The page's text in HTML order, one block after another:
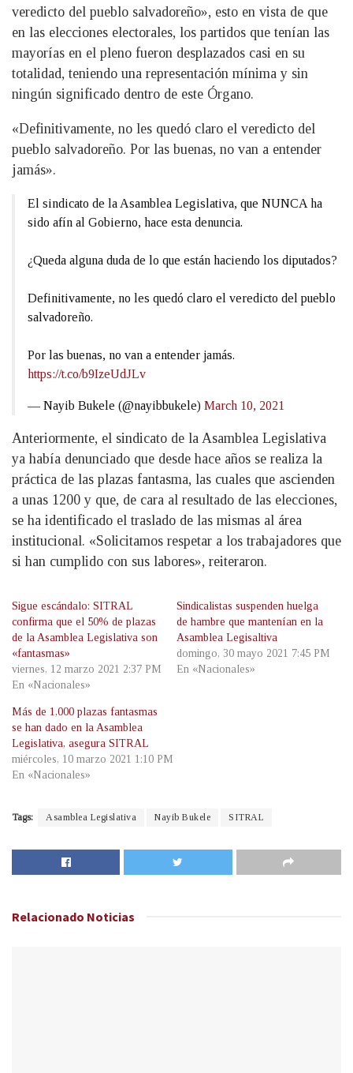
veredicto del pueblo salvadoreño», esto en vista de que
en las elecciones electorales, los partidos que tenían las
mayorías en el pleno fueron desplazados casi en su
totalidad, teniendo una representación mínima y sin
ningún significado dentro de este Órgano.
«Definitivamente, no les quedó claro el veredicto del
pueblo salvadoreño. Por las buenas, no van a entender
jamás».
El sindicato de la Asamblea Legislativa, que NUNCA ha
sido afín al Gobierno, hace esta denuncia.
¿Queda alguna duda de lo que están haciendo los diputados?
Definitivamente, no les quedó claro el veredicto del pueblo
salvadoreño.
Por las buenas, no van a entender jamás.
https://t.co/b9IzeUdJLv
— Nayib Bukele (@nayibbukele) March 10, 2021
Anteriormente, el sindicato de la Asamblea Legislativa
ya había denunciado que desde hace años se realiza la
práctica de las plazas fantasma, las cuales que ascienden
a unas 1200 y que, de cara al resultado de las elecciones,
se ha identificado el traslado de las mismas al área
institucional. «Solicitamos respetar a los trabajadores que
si han cumplido con sus labores», reiteraron.
Sigue escándalo: SITRAL
confirma que el 50% de plazas
de la Asamblea Legislativa son
«fantasmas»
viernes, 12 marzo 2021 2:37 PM
En «Nacionales»
Sindicalistas suspenden huelga
de hambre que mantenían en la
Asamblea Legisaltiva
domingo, 30 mayo 2021 7:45 PM
En «Nacionales»
Más de 1,000 plazas fantasmas
se han dado en la Asamblea
Legislativa, asegura SITRAL
miércoles, 10 marzo 2021 1:10 PM
En «Nacionales»
Tags: Asamblea Legislativa Nayib Bukele SITRAL
Relacionado Noticias